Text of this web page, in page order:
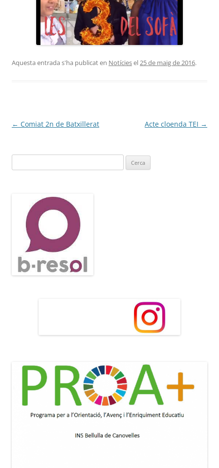
Aquesta entrada s'ha publicat en Notíciesel25 de maig de 2016.
Navegació
← Comiat 2n de Batxillerat Acte cloenda TEI →